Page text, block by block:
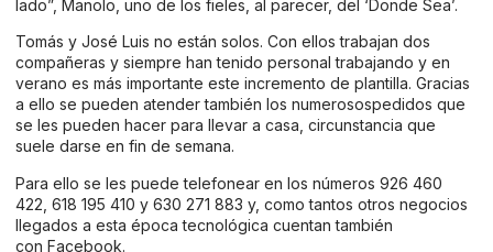
lado”, Manolo, uno de los fieles, al parecer, del ‘Donde Sea’.
Tomás y José Luis no están solos. Con ellos trabajan dos
compañeras y siempre han tenido personal trabajando y en
verano es más importante este incremento de plantilla. Gracias
a ello se pueden atender también los numerosospedidos que
se les pueden hacer para llevar a casa, circunstancia que
suele darse en fin de semana.
Para ello se les puede telefonear en los números 926 460
422, 618 195 410 y 630 271 883 y, como tantos otros negocios
llegados a esta época tecnológica cuentan también
con Facebook.